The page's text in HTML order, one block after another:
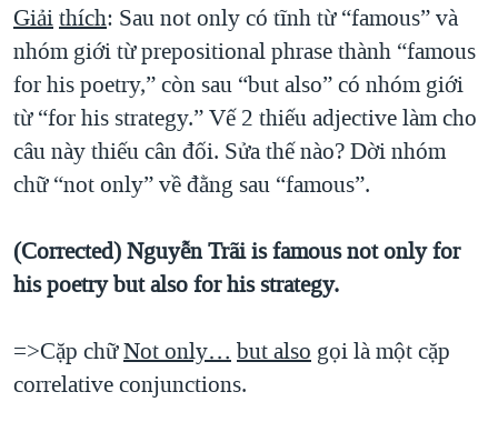
Giảithích: Sau not only có tĩnh từ “famous” và
nhóm giới từ prepositional phrase thành “famous
for his poetry,” còn sau “but also” có nhóm giới
từ “for his strategy.” Vế 2 thiếu adjective làm cho
câu này thiếu cân đối. Sửa thế nào? Dời nhóm
chữ “not only” về đằng sau “famous”.
(Corrected) Nguyễn Trãi is famous not only for
his poetry but also for his strategy.
=>Cặp chữNot only… but also gọi là một cặp
correlative conjunctions.